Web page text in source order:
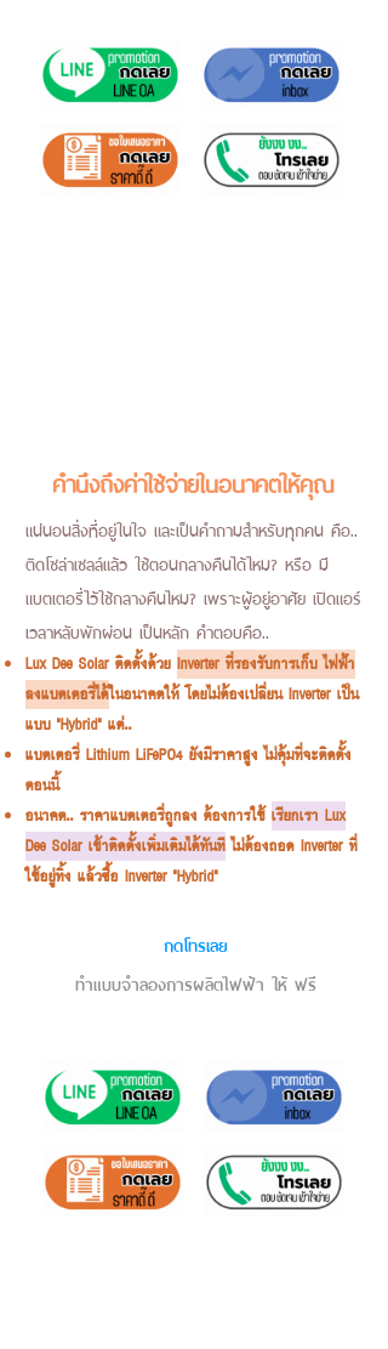
คำนึงถึงค่าใช้จ่ายในอนาคตให้คุณ
แน่นอนสิ่งที่อยู่ในใจ และเป็นคำถามสำหรับทุกคน คือ..
ติดโซล่าเซลล์แล้ว ใช้ตอนกลางคืนได้ไหม? หรือ มี
แบตเตอรี่ไว้ใช้กลางคืนไหม? เพราะผู้อยู่อาศัย เปิดแอร์
เวลาหลับพักผ่อน เป็นหลัก คำตอบคือ..​​
Lux Dee Solar ติดตั้งด้วย Inverter ที่รองรับการเก็บ ไฟฟ้า
ลงแบตเตอรี่ได้ในอนาคตให้ โดยไม่ต้องเปลี่ยน Inverter เป็น
แบบ "Hybrid" แต่..
แบตเตอรี่ Lithium LiFePO4 ยังมีราคาสูง ไม่คุ้มที่จะติดตั้ง
ตอนนี้
อนาคต.. ราคาแบตเตอรี่ถูกลง ต้องการใช้เรียกเรา Lux
Dee Solar เข้าติดตั้งเพิ่มเติมได้ทันทีไม่ต้องถอด Inverter ที่
ใช้อยู่ทิ้ง แล้วซื้อ Inverter "Hybrid"
กดโทรเลย
ทำแบบจำลองการผลิตไฟฟ้า ให้ ฟรี